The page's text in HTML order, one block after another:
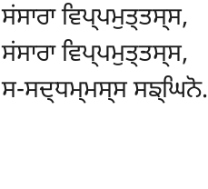
ਸਂਸਾਰਾ ਵਿਪ੍ਪਮੁਤ੍ਤਸ੍ਸ,
ਸਂਸਾਰਾ ਵਿਪ੍ਪਮੁਤ੍ਤਸ੍ਸ,
ਸ-ਸਦ੍ਧਮ੍ਮਸ੍ਸ ਸਙ੍ਘਿਨੋ.